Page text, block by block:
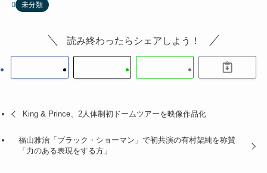
未分類
読み終わったらシェアしよう！
King & Prince、2人体制初ドームツアーを映像作品化
福山雅治「ブラック・ショーマン」で初共演の有村架純を称賛
「力のある表現をする方」